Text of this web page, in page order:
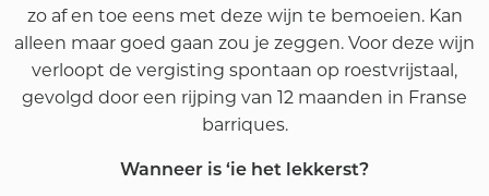
zo af en toe eens met deze wijn te bemoeien. Kan
alleen maar goed gaan zou je zeggen. Voor deze wijn
verloopt de vergisting spontaan op roestvrijstaal,
gevolgd door een rijping van 12 maanden in Franse
barriques.
Wanneer is ‘ie het lekkerst?